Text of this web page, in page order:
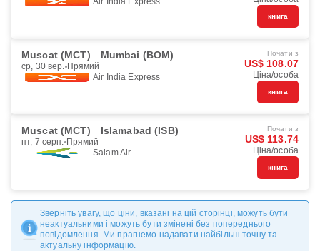
книга
Muscat (MCT) Mumbai (BOM)
ср, 30 вер. Прямий
Air India Express
Почати з
US$ 108.07
Ціна/особа
книга
Muscat (MCT) Islamabad (ISB)
пт, 7 серп. Прямий
Salam Air
Почати з
US$ 113.74
Ціна/особа
книга
Зверніть увагу, що ціни, вказані на цій сторінці, можуть бути
неактуальними і можуть бути змінені без попереднього
повідомлення. Ми прагнемо надавати найбільш точну та
актуальну інформацію.